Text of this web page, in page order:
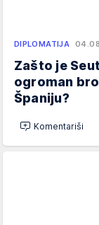
DIPLOMATIJA
Zašto je
ogroman
Španiju?
Komentariši